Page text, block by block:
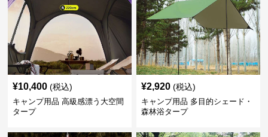
¥10,400 (税込)
キャンプ用品 高級感漂う大空間
タープ
¥2,920 (税込)
キャンプ用品 多目的シェード・
森林浴タープ